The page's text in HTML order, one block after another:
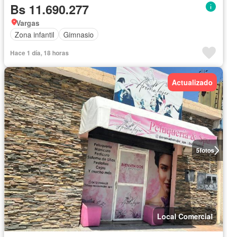
Bs 11.690.277
Vargas
Zona infantil
Gimnasio
Hace 1 día, 18 horas
5fotos
Actualizado
Local Comercial